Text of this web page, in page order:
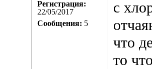
Регистрация:
22/05/2017
Сообщения: 5
с
что
то